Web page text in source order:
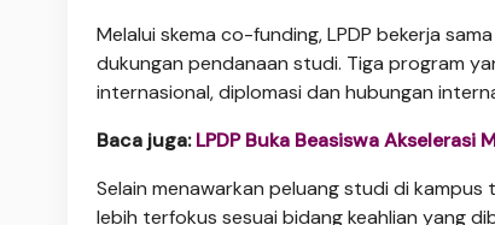
Melalui skema co-funding, LPDP bekerja
dukungan pendanaan studi. Tiga program
internasional, diplomasi dan hubungan
Baca juga:LPDP Buka Beasiswa Akselerasi
Selain menawarkan peluang studi di
lebih terfokus sesuai bidang keahlian yang